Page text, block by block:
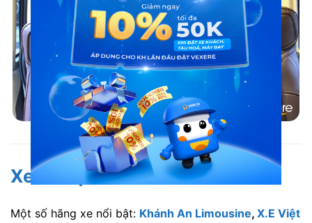
Nội thất hãng xe limousine 9 chỗ
Xe từ Nội Bài về Ninh Bình
Một số hãng xe nổi bật: Khánh An Limousine, X.E Việt